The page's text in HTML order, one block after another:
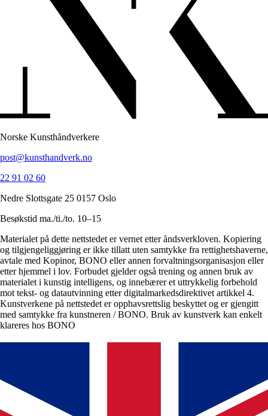
Norske Kunsthåndverkere
post@kunsthandverk.no
22 91 02 60
Nedre Slottsgate 25 0157 Oslo
Besøkstid ma./ti./to. 10–15
Materialet på dette nettstedet er vernet etter åndsverkloven. Kopiering
og tilgjengeliggjøring er ikke tillatt uten samtykke fra rettighetshaverne,
avtale med Kopinor, BONO eller annen forvaltningsorganisasjon eller
etter hjemmel i lov. Forbudet gjelder også trening og annen bruk av
materialet i kunstig intelligens, og innebærer et uttrykkelig forbehold
mot tekst- og datautvinning etter digitalmarkedsdirektivet artikkel 4.
Kunstverkene på nettstedet er opphavsrettslig beskyttet og er gjengitt
med samtykke fra kunstneren / BONO. Bruk av kunstverk kan enkelt
klareres hos BONO